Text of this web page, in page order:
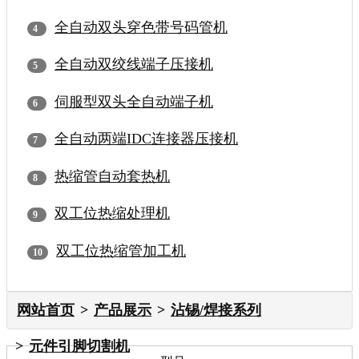
全自动双头穿色带号码管机
全自动双绞线端子压接机
伺服型双头全自动端子机
全自动两端IDC连接器压接机
热缩管自动套热机
双工位热缩处理机
双工位热缩管加工机
网站首页 产品展示 沾锡/焊接系列
元件引脚切割机